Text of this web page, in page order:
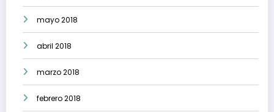
mayo 2018
abril 2018
marzo 2018
febrero 2018